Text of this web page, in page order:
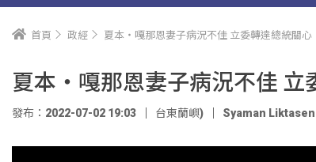
首頁 政經 夏本‧嘎那恩妻子病況不佳 立委轉達總統關心
夏本‧嘎那恩妻子病況不佳 立
發布：2022-07-02 19:03 台東蘭嶼) Syaman Liktasen